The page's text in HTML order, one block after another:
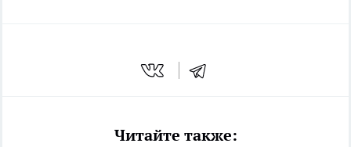
Читайте также: